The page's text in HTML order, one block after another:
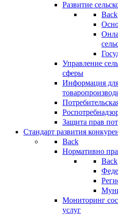
Развитие
Back
Управление
сферы
Информация для
Защита прав
Стандарт развития
Back
Нормативно
Back
Мониторинг
услуг